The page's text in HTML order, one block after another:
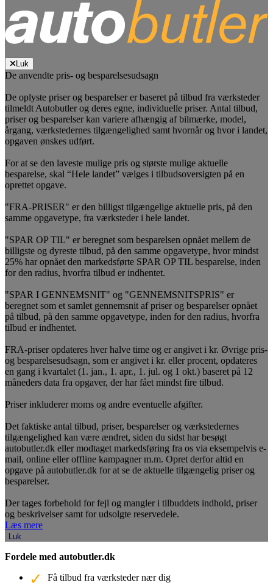
Luk
De anvendte pris- og besparelsesudsagn
De oplyste priser og besparelser er baseret på tilbud fra værksteder
tilmeldt Autobutler og deres egne, individuelle priser. Antal tilbud,
priser og besparelser kan variere afhængig af bilmærke, model,
årgang, værkstedernes tilgængelighed samt hvornår og hvor i landet,
opgaven ønskes udført.
For at se den laveste mulige pris og største mulige aktuelle
besparelse, skal “Hele landet” vælges i tilbudsoversigten på en
oprettet opgave.
"FRA-PRISER" er den billigst tilgængelige aktuelle pris, på den
samme opgavetype, fra værksteder i hele landet.
"SPAR OP TIL" er beregnet som besparelsen opnået mellem de
billigste og dyreste tilbud, på den samme opgavetype, hvor mindst
25% har opnået den markedsførte SPAR OP TIL besparelse, inden
for den radius, hvorfra tilbud er indhentet.
"SPAR I GENNEMSNIT" og "GENNEMSNITSPRIS" er
beregnet som et samlet gennemsnit af priser og besparelser opnået
på tilbud, på den samme opgavetype, inden for den radius, hvorfra
tilbud er indhentet.
FRA-priser opdateres hver halve time og er angivet i kr. Øvrige pris-
og besparelsesudsagn, som er angivet i kr. eller procent, opdateres
en gang i kvartalet (1. jan., 1. apr., 1. jul. og 1 okt.) baseret på 12
måneders data fra opgaver, der har fået mindst fire tilbud.
Priser inkluderer moms og andre eventuelle afgifter.
Det faktiske antal tilbud, priser, besparelser og værkstedernes
tilgængelighed kan være ændret, siden du sidst har besøgt
autobutler.dk eller modtaget markedsføring fra os via eksempelvis e-
mail, online eller offline kampagner m.m. Opret derfor altid en
opgave på autobutler.dk for at se de aktuelle tilgængelig priser og
besparelser.
Der tages forbehold for fejl og mangler i tilbuddets indhold, priser
og beskrivelser samt for udsolgte reservedele.
Læs mere
Luk
Fordele med autobutler.dk
Få tilbud fra værksteder nær dig